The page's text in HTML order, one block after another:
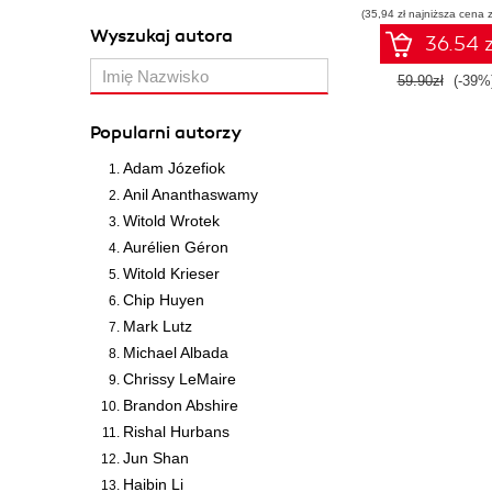
Wyszukaj autora
Popularni autorzy
Adam Józefiok
Anil Ananthaswamy
Witold Wrotek
Aurélien Géron
Witold Krieser
Chip Huyen
Mark Lutz
Michael Albada
Chrissy LeMaire
Brandon Abshire
Rishal Hurbans
Jun Shan
Haibin Li
(35,94 zł najniższa cena
36.54
59.90zł (-